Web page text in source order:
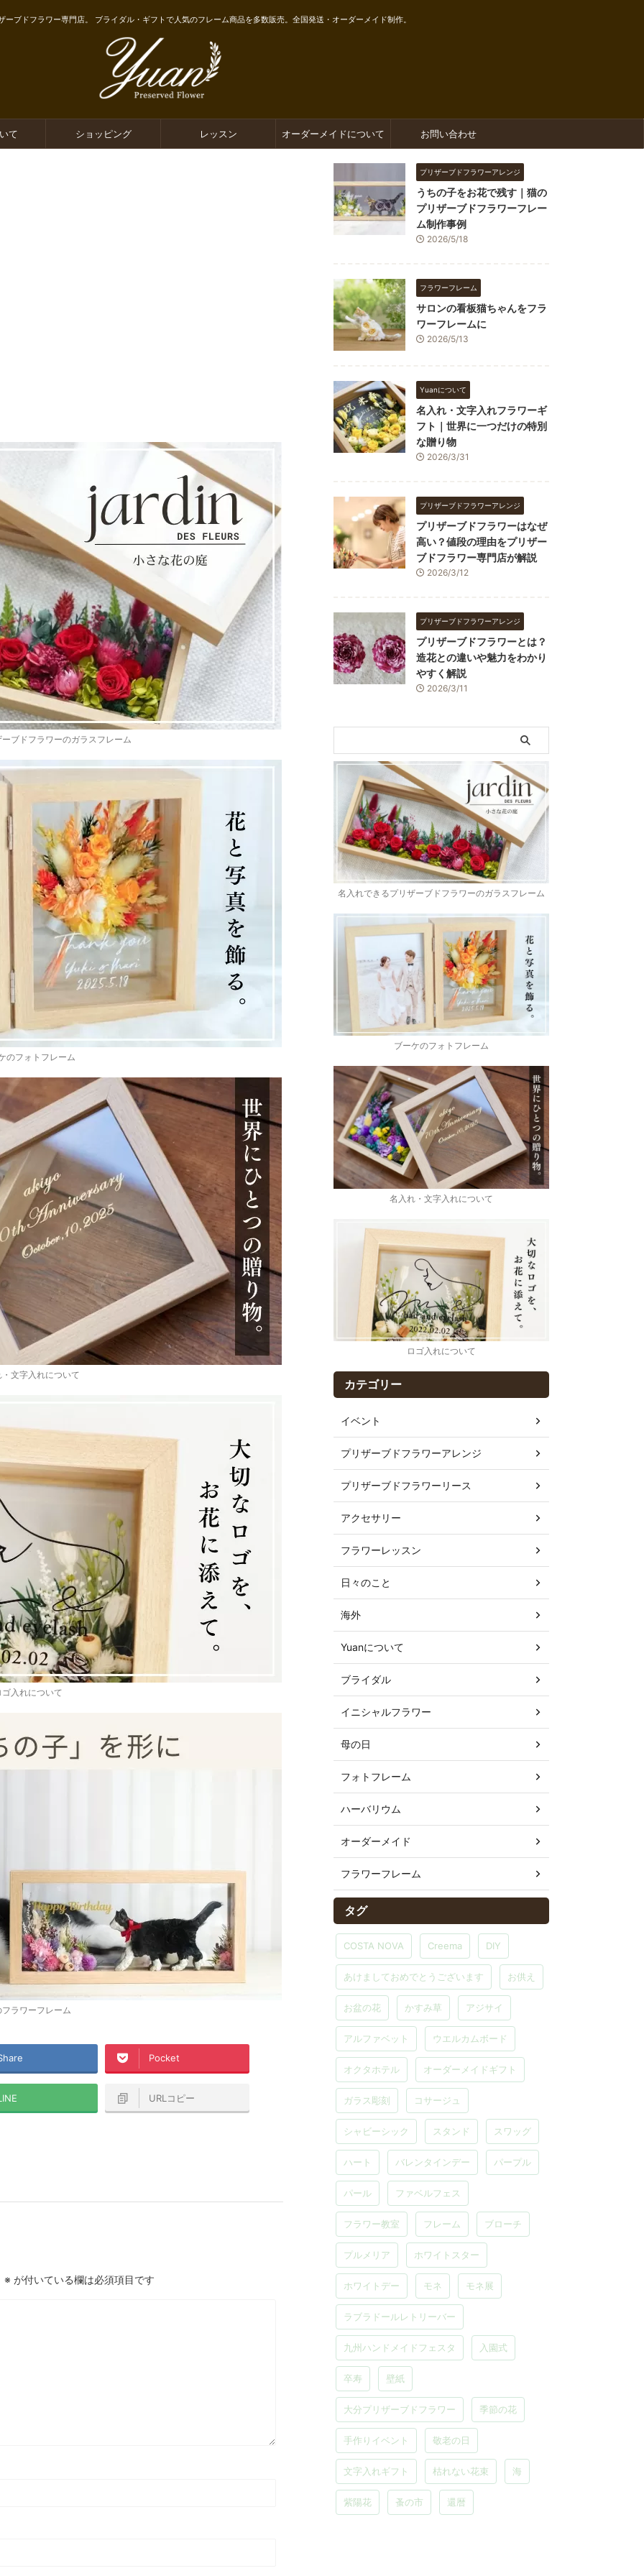
ーブドフラワー専門店。 ブライダル・ギフトで人気のフレーム商品を多数販売。全国発送・オーダーメイド制作。
て ショッピング レッスン オーダーメイドについて お問い合わせ
ブドフラワーのガラスフレーム
のフォトフレーム
文字入れについて
ゴ入れについて
フラワーフレーム
Pocket
URLコピー
※ が付いている欄は必須項目です
プリザーブドフラワーアレンジ
うちの子をお花で残す｜猫の
プリザーブドフラワーフレー
ム制作事例
2026/5/18
フラワーフレーム
サロンの看板猫ちゃんをフラ
ワーフレームに
2026/5/13
Yuanについて
名入れ・文字入れフラワーギ
フト｜世界に一つだけの特別
な贈り物
2026/3/31
プリザーブドフラワーアレンジ
プリザーブドフラワーはなぜ
高い？値段の理由をプリザー
ブドフラワー専門店が解説
2026/3/12
プリザーブドフラワーアレンジ
プリザーブドフラワーとは？
造花との違いや魅力をわかり
やすく解説
2026/3/11
名入れできるプリザーブドフラワーのガラスフレーム
ブーケのフォトフレーム
名入れ・文字入れについて
ロゴ入れについて
カテゴリー
イベント
プリザーブドフラワーアレンジ
プリザーブドフラワーリース
アクセサリー
フラワーレッスン
日々のこと
海外
Yuanについて
ブライダル
イニシャルフラワー
母の日
フォトフレーム
ハーバリウム
オーダーメイド
フラワーフレーム
タグ
COSTA NOVA Creema DIY
あけましておめでとうございます お供え
お盆の花 かすみ草 アジサイ
アルファベット ウエルカムボード
オクタホテル オーダーメイドギフト
ガラス彫刻 コサージュ
シャビーシック スタンド スワッグ
ハート バレンタインデー パープル
パール ファベルフェス
フラワー教室 フレーム ブローチ
プルメリア ホワイトスター
ホワイトデー モネ モネ展
ラブラドールレトリーバー
九州ハンドメイドフェスタ 入園式
卒寿 壁紙
大分プリザーブドフラワー 季節の花
手作りイベント 敬老の日
文字入れギフト 枯れない花束 海
紫陽花 蚤の市 還暦